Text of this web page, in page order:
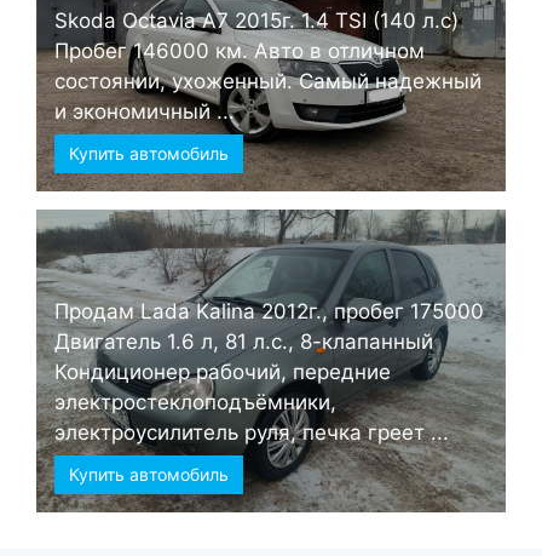
Skoda Octavia А7 2015г. 1.4 TSI (140 л.с)
Пробег 146000 км. Авто в отличном
состоянии, ухоженный. Самый надежный
и экономичный ...
Купить автомобиль
Продам Lada Kalina 2012г., пробег 175000
Двигатель 1.6 л, 81 л.с., 8-клапанный
Кондиционер рабочий, передние
электростеклоподъёмники,
электроусилитель руля, печка греет ...
Купить автомобиль